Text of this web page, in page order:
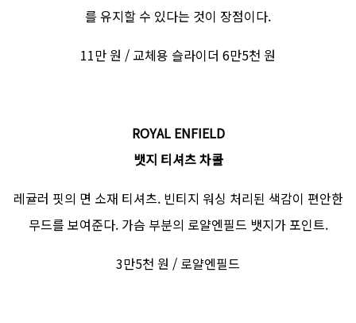
를 유지할 수 있다는 것이 장점이다.
11만 원 / 교체용 슬라이더 6만5천 원
ROYAL ENFIELD
뱃지 티셔츠 차콜
레귤러 핏의 면 소재 티셔츠. 빈티지 워싱 처리된 색감이 편안한
무드를 보여준다. 가슴 부분의 로얄엔필드 뱃지가 포인트.
3만5천 원 / 로얄엔필드